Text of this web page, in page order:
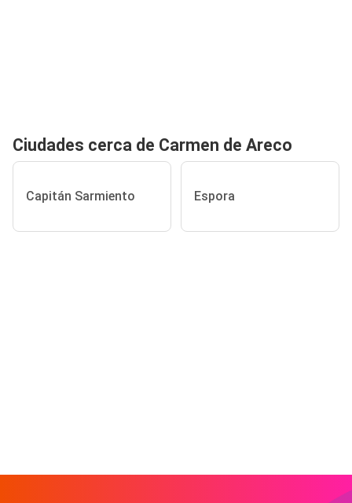
Ciudades cerca de Carmen de Areco
Capitán Sarmiento Espora